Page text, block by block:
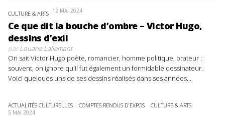
CULTURE & ARTS 12 MAI 2024
Ce que dit la bouche d’ombre – Victor Hugo,
dessins d’exil
parLouane Lallemant
On sait Victor Hugo poète, romancier, homme politique, orateur :
souvent, on ignore qu'il fut également un formidable dessinateur.
Voici quelques uns de ses dessins réalisés dans ses années...
ACTUALITÉS CULTURELLES COMPTES RENDUS D'EXPOS CULTURE & ARTS
5 MAI 2024